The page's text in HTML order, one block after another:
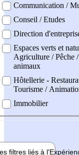
Communication /
Conseil / Etudes
Direction
Espaces verts et
Agriculture / Pêche
animaux
Hôtellerie -
Tourisme /
Immobilier
filtres liés à l'